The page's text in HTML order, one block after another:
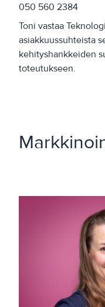
050 560 2384
Toni vastaa
asiakkuussuhteista
kehityshankkeiden
toteutukseen.